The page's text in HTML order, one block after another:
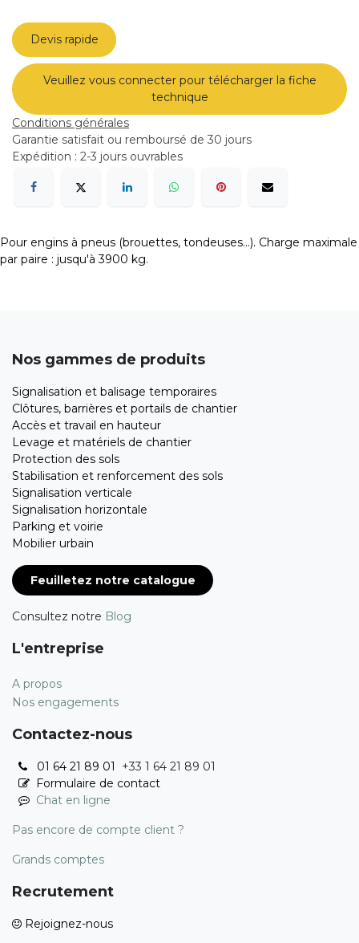
Devis rapide
Veuillez vous connecter pour télécharger la fiche
technique
Conditions générales
Garantie satisfait ou remboursé de 30 jours
Expédition : 2-3 jours ouvrables
Pour engins à pneus (brouettes, tondeuses...). Charge maximale
par paire : jusqu'à 3900 kg.
Nos gammes de produits
Signalisation et balisage temporaires
Clôtures, barrières et portails de chantier
Accès et travail en hauteur
Levage et matériels de chantier
Protection des sols
Stabilisation et renforcement des sols
Signalisation verticale
Signalisation horizontale
Parking et voirie
Mobilier urbain
Feuilletez notre catalogue
Consultez notre Blog
L'entreprise
A propos
Nos engagements
Contactez-nous
01 64 21 89 01 +33 1 64 21 89 01
Formulaire de contact
Chat en ligne
Pas encore de compte client ?
Grands comptes
Recrutement
Rejoignez-nous